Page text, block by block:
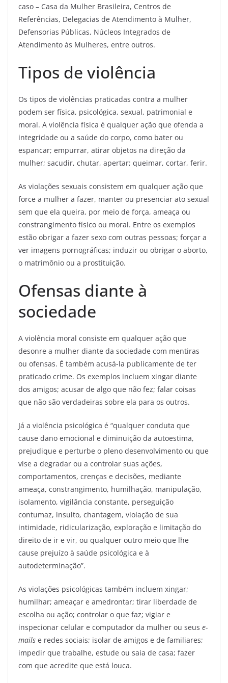
caso – Casa da Mulher Brasileira, Centros de
Referências, Delegacias de Atendimento à Mulher,
Defensorias Públicas, Núcleos Integrados de
Atendimento às Mulheres, entre outros.
Tipos de violência
Os tipos de violências praticadas contra a mulher
podem ser física, psicológica, sexual, patrimonial e
moral. A violência física é qualquer ação que ofenda a
integridade ou a saúde do corpo, como bater ou
espancar; empurrar, atirar objetos na direção da
mulher; sacudir, chutar, apertar; queimar, cortar, ferir.
As violações sexuais consistem em qualquer ação que
force a mulher a fazer, manter ou presenciar ato sexual
sem que ela queira, por meio de força, ameaça ou
constrangimento físico ou moral. Entre os exemplos
estão obrigar a fazer sexo com outras pessoas; forçar a
ver imagens pornográficas; induzir ou obrigar o aborto,
o matrimônio ou a prostituição.
Ofensas diante à
sociedade
A violência moral consiste em qualquer ação que
desonre a mulher diante da sociedade com mentiras
ou ofensas. É também acusá-la publicamente de ter
praticado crime. Os exemplos incluem xingar diante
dos amigos; acusar de algo que não fez; falar coisas
que não são verdadeiras sobre ela para os outros.
Já a violência psicológica é “qualquer conduta que
cause dano emocional e diminuição da autoestima,
prejudique e perturbe o pleno desenvolvimento ou que
vise a degradar ou a controlar suas ações,
comportamentos, crenças e decisões, mediante
ameaça, constrangimento, humilhação, manipulação,
isolamento, vigilância constante, perseguição
contumaz, insulto, chantagem, violação de sua
intimidade, ridicularização, exploração e limitação do
direito de ir e vir, ou qualquer outro meio que lhe
cause prejuízo à saúde psicológica e à
autodeterminação”.
As violações psicológicas também incluem xingar;
humilhar; ameaçar e amedrontar; tirar liberdade de
escolha ou ação; controlar o que faz; vigiar e
inspecionar celular e computador da mulher ou seus e-
mails e redes sociais; isolar de amigos e de familiares;
impedir que trabalhe, estude ou saia de casa; fazer
com que acredite que está louca.